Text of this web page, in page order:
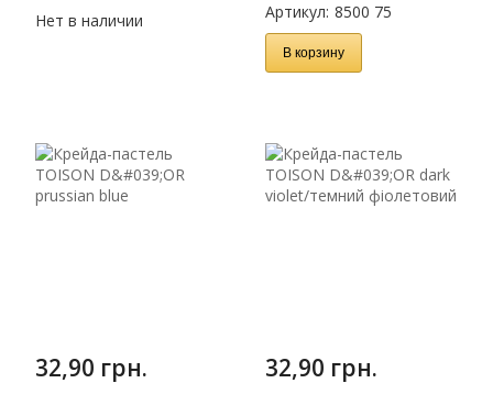
Нет в наличии
Артикул: 8500 75
В корзину
32,90 грн. 32,90 грн.